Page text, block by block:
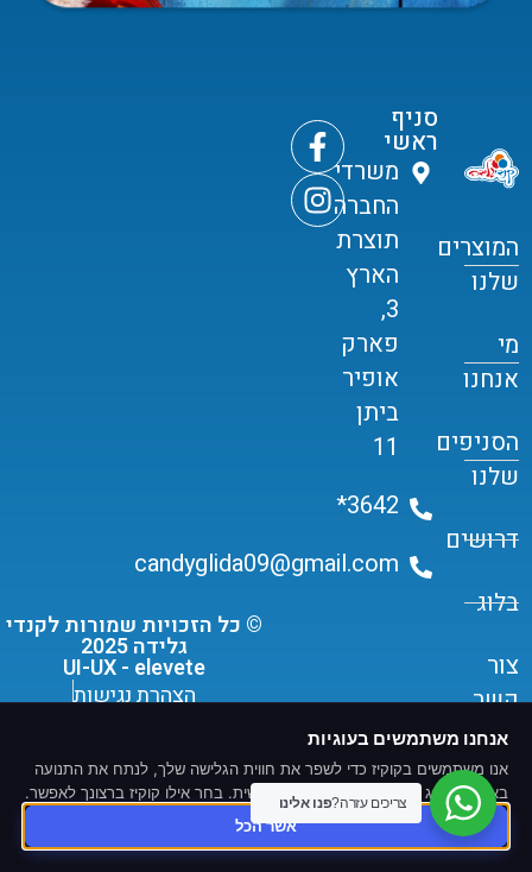
המוצרים
שלנו
מי
אנחנו
הסניפים
שלנו
דרושים
בלוג
צור
קשר
סניף
ראשי
משרדי
החברה
תוצרת
הארץ
3,
פארק
אופיר
ביתן
11
3642*
candyglida09@gmail.com
הצהרת נגישות
© כל הזכויות שמורות לקנדי
גלידה 2025
UI-UX - elevete
פותח ונבנה על ידי -T.L.S
צריכים עזרה?פנו אלינו
אנחנו משתמשים בעוגיות
אנו משתמשים בקוקיז כדי לשפר את חווית הגלישה שלך, לנתח את התנועה
באתר ולהציג תוכן ומודעות מותאמים אישית. בחר אילו קוקיז ברצונך לאפשר.
אשר הכל